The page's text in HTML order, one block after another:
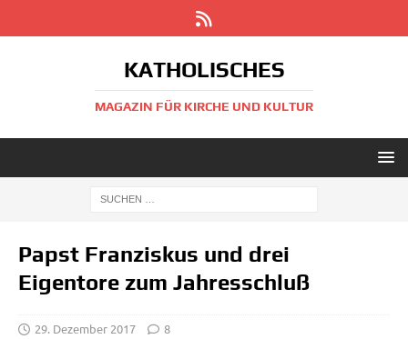
KATHOLISCHES
MAGAZIN FÜR KIRCHE UND KULTUR
Papst Franziskus und drei
Eigentore zum Jahresschluß
29. Dezember 2017 8